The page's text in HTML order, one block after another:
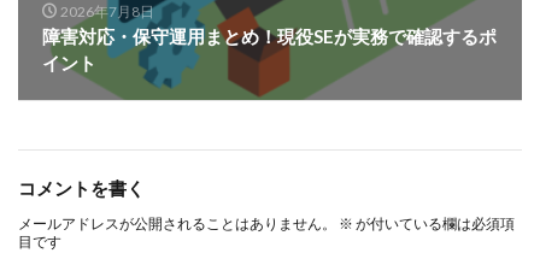
2026年7月8日
障害対応・保守運用まとめ！現役SEが実務で確認するポ
イント
コメントを書く
メールアドレスが公開されることはありません。 ※ が付いている欄は必須項
目です